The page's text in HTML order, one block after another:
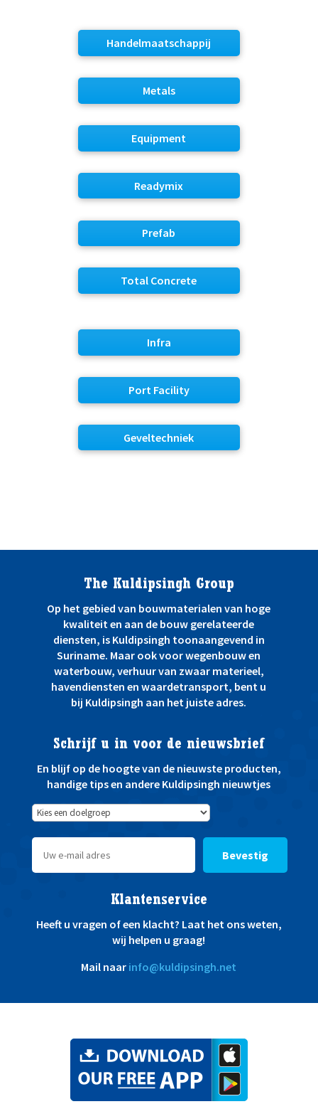
Handelmaatschappij
Metals
Equipment
Readymix
Prefab
Total Concrete
Infra
Port Facility
Geveltechniek
The Kuldipsingh Group
Op het gebied van bouwmaterialen van hoge
kwaliteit en aan de bouw gerelateerde
diensten, is Kuldipsingh toonaangevend in
Suriname. Maar ook voor wegenbouw en
waterbouw, verhuur van zwaar materieel,
havendiensten en waardetransport, bent u
bij Kuldipsingh aan het juiste adres.
Schrijf u in voor de nieuwsbrief
En blijf op de hoogte van de nieuwste producten,
handige tips en andere Kuldipsingh nieuwtjes
Bevestig
Klantenservice
Heeft u vragen of een klacht? Laat het ons weten,
wij helpen u graag!
Mail naar info@kuldipsingh.net